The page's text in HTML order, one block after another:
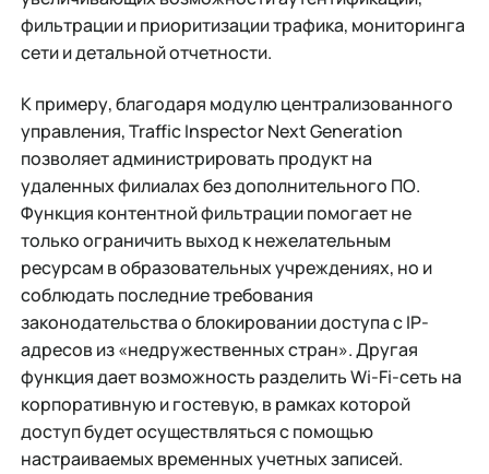
фильтрации и приоритизации трафика, мониторинга
сети и детальной отчетности.
К примеру, благодаря модулю централизованного
управления, Traffic Inspector Next Generation
позволяет администрировать продукт на
удаленных филиалах без дополнительного ПО.
Функция контентной фильтрации помогает не
только ограничить выход к нежелательным
ресурсам в образовательных учреждениях, но и
соблюдать последние требования
законодательства о блокировании доступа с IP-
адресов из «недружественных стран». Другая
функция дает возможность разделить Wi-Fi-сеть на
корпоративную и гостевую, в рамках которой
доступ будет осуществляться с помощью
настраиваемых временных учетных записей.